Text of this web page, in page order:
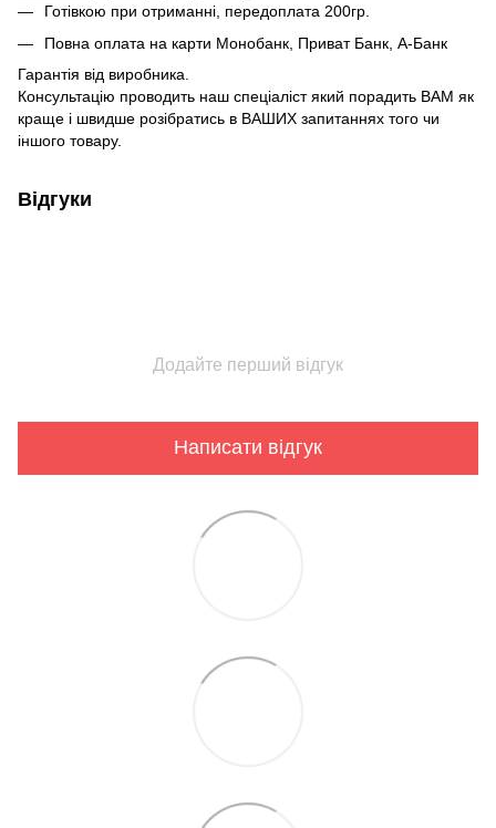
Готівкою при отриманні, передоплата 200гр.
Повна оплата на карти Монобанк, Приват Банк, А-Банк
Гарантія від виробника.
Консультацію проводить наш спеціаліст який порадить ВАМ як
краще і швидше розібратись в ВАШИХ запитаннях того чи
іншого товару.
Відгуки
Додайте перший відгук
Написати відгук